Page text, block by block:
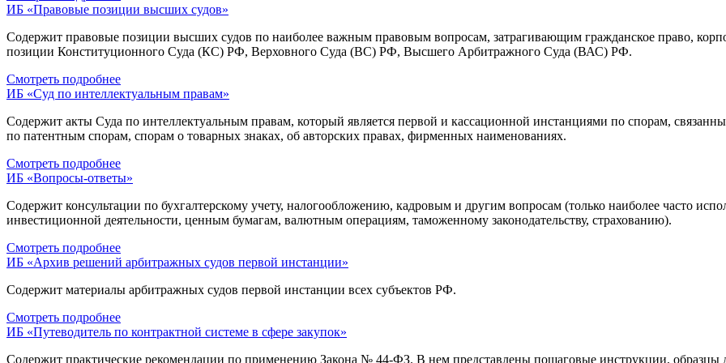
ИБ «Правовые позиции высших судов»
Содержит правовые позиции высших судов по наиболее важным правовым вопросам, затрагивающим гражданское право,
позиции Конституционного Суда (КС) РФ, Верховного Суда (ВС) РФ, Высшего Арбитражного Суда (ВАС) РФ.
Смотреть подробнее
ИБ «Суд по интеллектуальным правам»
Содержит акты Суда по интеллектуальным правам, который является первой и кассационной инстанциями по спорам,
по патентным спорам, спорам о товарных знаках, об авторских правах, фирменных наименованиях.
Смотреть подробнее
ИБ «Вопросы-ответы»
Содержит консультации по бухгалтерскому учету, налогообложению, кадровым и другим вопросам (только наиболее часто
инвестиционной деятельности, ценным бумагам, валютным операциям, таможенному законодательству, страхованию).
Смотреть подробнее
ИБ «Архив решений арбитражных судов первой инстанции»
Содержит материалы арбитражных судов первой инстанции всех субъектов РФ.
Смотреть подробнее
ИБ «Путеводитель по контрактной системе в сфере закупок»
Содержит практические рекомендации по применению Закона № 44-ФЗ. В нем представлены пошаговые инструкции, образцы